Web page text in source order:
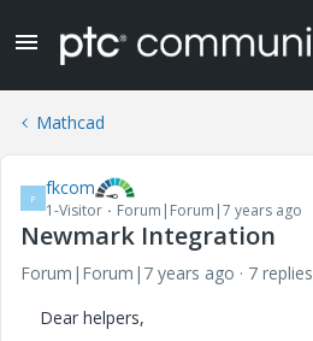
Mathcad
F fkcom
1-Visitor Forum|Forum|7 years ago
Newmark Integration
Forum|Forum|7 years ago
7 replies
Dear helpers,